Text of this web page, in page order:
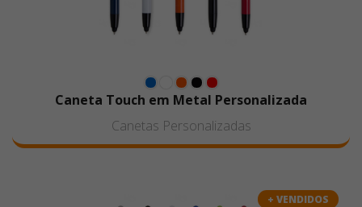
Caneta Touch em Metal Personalizada
Canetas Personalizadas
+ VENDIDOS